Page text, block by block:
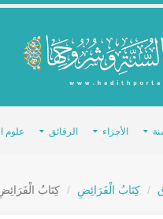
الأجزاء الرقائق علوم
كِتَابُ الْفَرَائِضِ كِتَابُ